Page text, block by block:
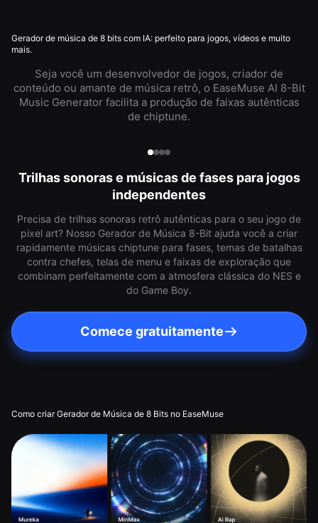
Gerador de música de 8 bits com IA: perfeito para jogos, vídeos e muito
mais.
Seja você um desenvolvedor de jogos, criador de
conteúdo ou amante de música retrô, o EaseMuse AI 8-Bit
Music Generator facilita a produção de faixas autênticas
de chiptune.
Trilhas sonoras e músicas de fases para jogos
independentes
Precisa de trilhas sonoras retrô autênticas para o seu jogo de
pixel art? Nosso Gerador de Música 8-Bit ajuda você a criar
rapidamente músicas chiptune para fases, temas de batalhas
contra chefes, telas de menu e faixas de exploração que
combinam perfeitamente com a atmosfera clássica do NES e
do Game Boy.
Comece gratuitamente
Como criar Gerador de Música de 8 Bits no EaseMuse